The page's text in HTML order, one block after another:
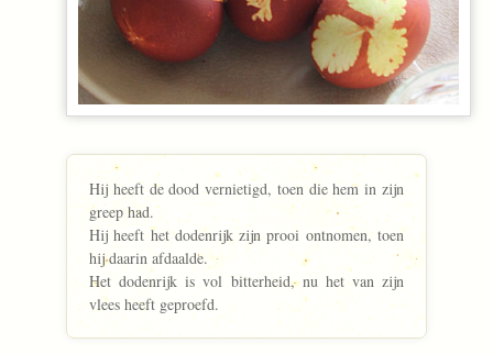
Hij heeft de dood vernietigd, toen die hem in zijn
greep had.
Hij heeft het dodenrijk zijn prooi ontnomen, toen
hij daarin afdaalde.
Het dodenrijk is vol bitterheid, nu het van zijn
vlees heeft geproefd.